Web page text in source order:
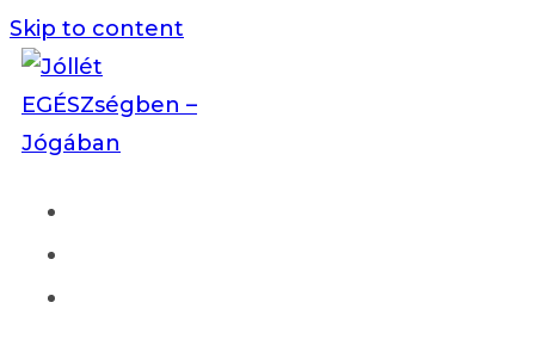
Skip to content